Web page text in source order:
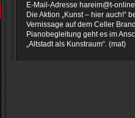
E-Mail-Adresse hareim@t-
Die Aktion „Kunst – hier auch!“
Vernissage auf dem Celler
Pianobegleitung geht es im
„Altstadt als Kunstraum“. (mat)